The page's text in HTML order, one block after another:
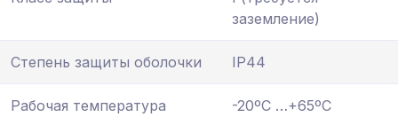
заземление)
Степень защиты оболочки IP44
Рабочая температура -20ºС …+65ºС